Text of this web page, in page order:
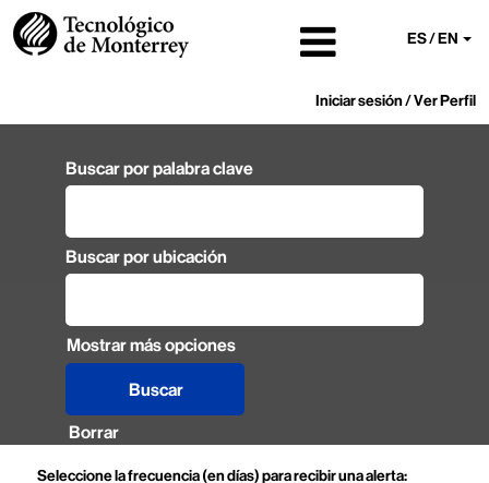
ES / EN
Iniciar sesión / Ver Perfil
Buscar por palabra clave
Buscar por ubicación
Mostrar más opciones
Borrar
Seleccione la frecuencia (en días) para recibir una alerta: